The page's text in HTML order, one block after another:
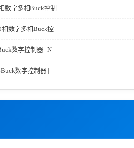
数字多相Buck控制
相数字多相Buck控
数字控制器 | N
数字控制器 |